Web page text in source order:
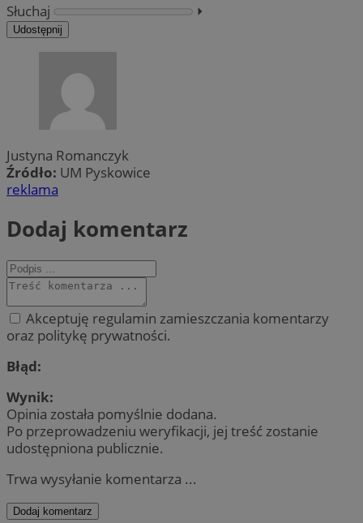
Słuchaj
⏵︎
Udostępnij
Justyna Romanczyk
Źródło: UM Pyskowice
reklama
Dodaj komentarz
Akceptuję regulamin zamieszczania komentarzy
oraz politykę prywatności.
Błąd:
Wynik:
Opinia została pomyślnie dodana.
Po przeprowadzeniu weryfikacji, jej treść zostanie
udostępniona publicznie.
Trwa wysyłanie komentarza ...
Dodaj komentarz